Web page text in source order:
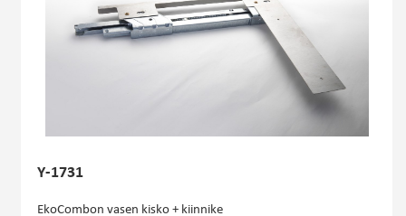
Y-1731
EkoCombon vasen kisko + kiinnike